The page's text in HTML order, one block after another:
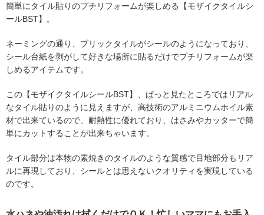
簡単にタイル貼りのプチリフォームが楽しめる【モザイクタイルシ
ールBST】。
ネーミングの通り、ブリックタイルがシールのようになっており、
シール台紙を剥がして好きな場所に貼るだけでプチリフォームが楽
しめるアイテムです。
この【モザイクタイルシールBST】、ぱっと見たところではリアル
なタイル貼りのように見えますが、高技術のアルミニウムホイル素
材で出来ているので、耐熱性に優れており、はさみやカッターで簡
単にカットすることが出来ちゃいます。
タイル部分は本物の素焼きのタイルのような質感で目地部分もリア
ルに再現しており、シールとは思えないクオリティを実現している
のです。